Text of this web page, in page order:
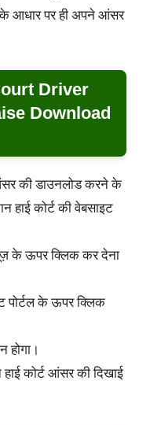
के आधार पर ही अपने आंसर
Driver
Download
की डाउनलोड करने के
हाई कोर्ट की वेबसाइट
के ऊपर क्लिक कर देना
के ऊपर क्लिक
कोर्ट आंसर की दिखाई